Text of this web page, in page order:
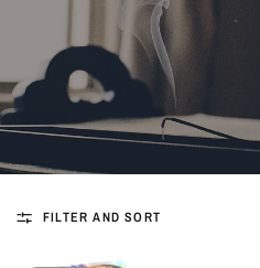
FILTER AND SORT